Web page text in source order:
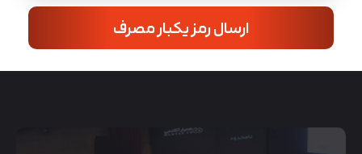
ارسال رمز یکبار مصرف